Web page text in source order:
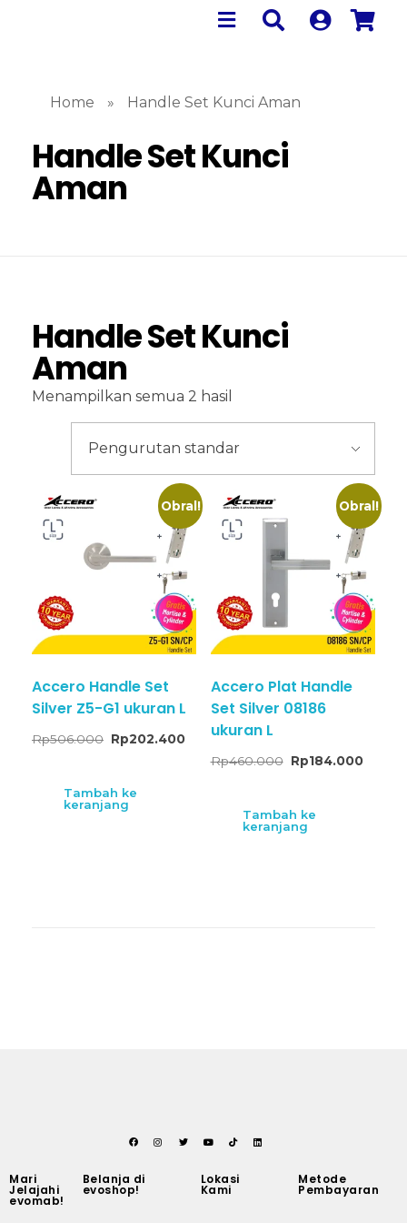
Home » Handle Set Kunci Aman
Handle Set Kunci
Aman
Handle Set Kunci
Aman
Menampilkan semua 2 hasil
Obral!
Accero Handle Set
Silver Z5-G1 ukuran L
Rp506.000 Rp202.400
Tambah ke
keranjang
Obral!
Accero Plat Handle
Set Silver 08186
ukuran L
Rp460.000 Rp184.000
Tambah ke
keranjang
Mari
Jelajahi
evomab!
Belanja di
evoshop!
Lokasi
Kami
Metode
Pembayaran